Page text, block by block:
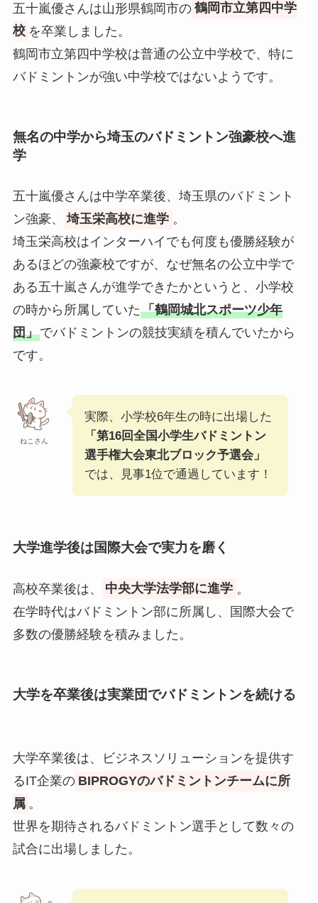
五十嵐優さんは山形県鶴岡市の 鶴岡市立第四中学
校 を卒業しました。
鶴岡市立第四中学校は普通の公立中学校で、特に
バドミントンが強い中学校ではないようです。
無名の中学から埼玉のバドミントン強豪校へ進
学
五十嵐優さんは中学卒業後、埼玉県のバドミント
ン強豪、
埼玉栄高校に進学 。
埼玉栄高校はインターハイでも何度も優勝経験が
あるほどの強豪校ですが、なぜ無名の公立中学で
ある五十嵐さんが進学できたかというと、小学校
の時から所属していた「鶴岡城北スポーツ少年
団」でバドミントンの競技実績を積んでいたから
です。
ねこさん
実際、小学校6年生の時に出場した
「第16回全国小学生バドミントン
選手権大会東北ブロック予選会」
では、見事1位で通過しています！
大学進学後は国際大会で実力を磨く
高校卒業後は、 中央大学法学部に進学 。
在学時代はバドミントン部に所属し、国際大会で
多数の優勝経験を積みました。
大学を卒業後は実業団でバドミントンを続ける
大学卒業後は、ビジネスソリューションを提供す
るIT企業の BIPROGYのバドミントンチームに所
属 。
世界を期待されるバドミントン選手として数々の
試合に出場しました。